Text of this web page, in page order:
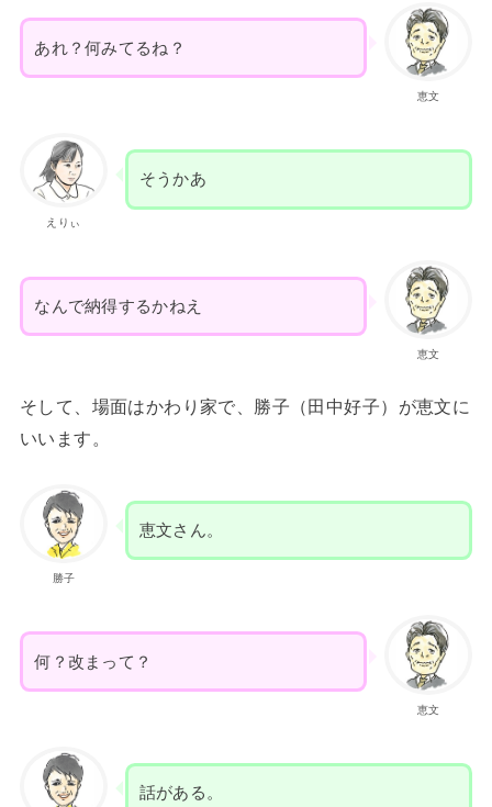
恵文
あれ？何みてるね？
えりぃ
そうかあ
恵文
なんで納得するかねえ
そして、場面はかわり家で、勝子（田中好子）が恵文に
いいます。
勝子
恵文さん。
恵文
何？改まって？
話がある。